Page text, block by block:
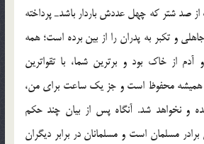
صد شتر كه چهل عددش باردار باشدـ پرداخته
و تكبر به پدران را از بین برده است؛ همه
آدم از خاك بود و برترین شما، با تقواترین
محفوظ است و جز یك ساعت برای من،
و نخواهد شد. آنگاه پس از بیان چند حكم
مسلمان است و مسلمانان در برابر دیگران